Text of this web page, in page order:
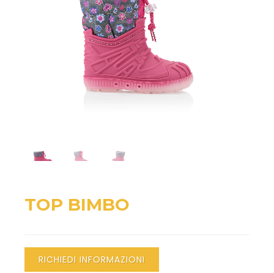
TOP BIMBO
RICHIEDI INFORMAZIONI